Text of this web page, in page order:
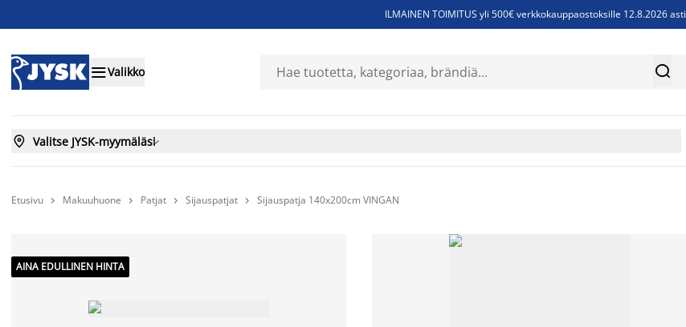
ILMAINEN TOIMITUS yli 500€ verkkokauppaostoksille 12.8.2026 asti
Sijauspatjoja - Säästä jopa 60%
Valikko 
 Valitse JYSK-myymäläsi
Etusivu  Makuuhuone  Patjat  Sijauspatjat  Sijauspatja 140x200cm VINGAN
AINA EDULLINEN HINTA